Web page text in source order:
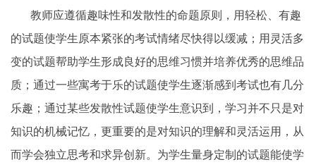
教师应遵循趣味性和发散性的命题原则，用轻松、有趣
的试题使学生原本紧张的考试情绪尽快得以缓减；用灵活多
变的试题帮助学生形成良好的思维习惯并培养优秀的思维品
质；通过一些寓考于乐的试题使学生逐渐感到考试也有几分
乐趣；通过某些发散性试题使学生意识到，学习并不只是对
知识的机械记忆，更重要的是对知识的理解和灵活运用，从
而学会独立思考和求异创新。为学生量身定制的试题能使学